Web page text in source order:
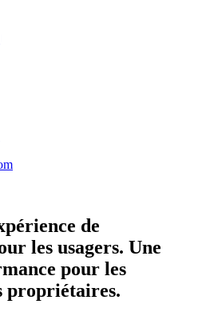
de
les usagers. Une
pour les
propriétaires.